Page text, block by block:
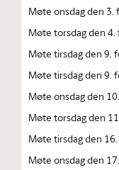
Møte onsdag den 3.
Møte torsdag den 4.
Møte tirsdag den 9.
Møte tirsdag den 9.
Møte onsdag den
Møte torsdag den
Møte tirsdag den
Møte onsdag den